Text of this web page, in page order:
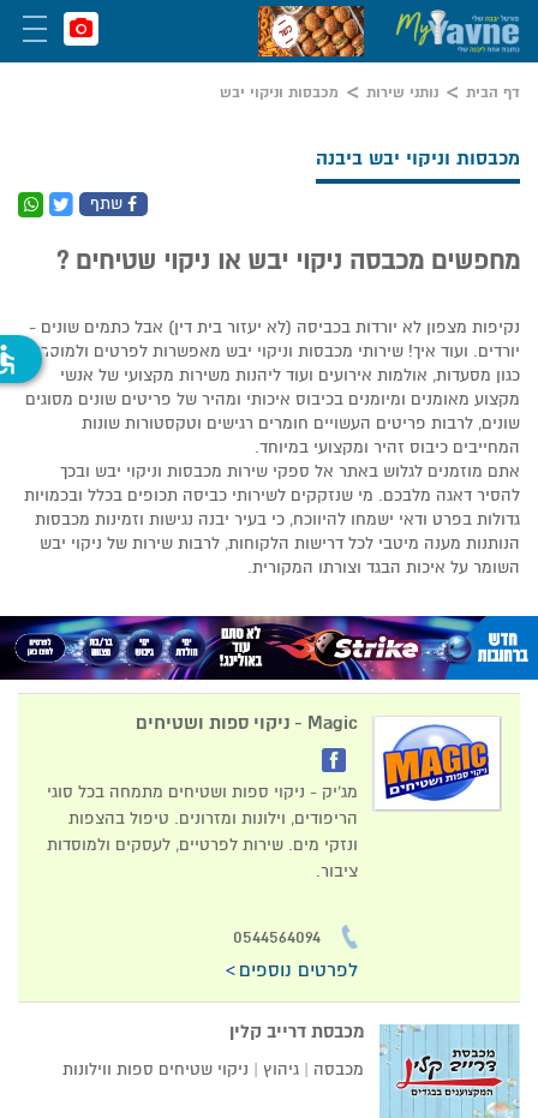
דף הבית נותני שירות מכבסות וניקוי יבש
שתף
מכבסות וניקוי יבש ביבנה
מחפשים מכבסה ניקוי יבש או ניקוי שטיחים ?
נקיפות מצפון לא יורדות בכביסה (לא יעזור בית דין) אבל כתמים שונים -
יורדים. ועוד איך! שירותי מכבסות וניקוי יבש מאפשרות לפרטים ולמוסדות,
כגון מסעדות, אולמות אירועים ועוד ליהנות משירות מקצועי של אנשי
מקצוע מאומנים ומיומנים בכיבוס איכותי ומהיר של פריטים שונים מסוגים
שונים, לרבות פריטים העשויים חומרים רגישים וטקסטורות שונות
המחייבים כיבוס זהיר ומקצועי במיוחד.
אתם מוזמנים לגלוש באתר אל ספקי שירות מכבסות וניקוי יבש ובכך
להסיר דאגה מלבכם. מי שנזקקים לשירותי כביסה תכופים בכלל ובכמויות
גדולות בפרט ודאי ישמחו להיווכח, כי בעיר יבנה נגישות וזמינות מכבסות
הנותנות מענה מיטבי לכל דרישות הלקוחות, לרבות שירות של ניקוי יבש
השומר על איכות הבגד וצורתו המקורית.
Magic - ניקוי ספות ושטיחים
מג'יק - ניקוי ספות ושטיחים מתמחה בכל סוגי
הריפודים, וילונות ומזרונים. טיפול בהצפות
ונזקי מים. שירות לפרטיים, לעסקים ולמוסדות
ציבור.
0544564094
לפרטים נוספים
מכבסת דרייב קלין
מכבסה | גיהוץ | ניקוי שטיחים ספות ווילונות